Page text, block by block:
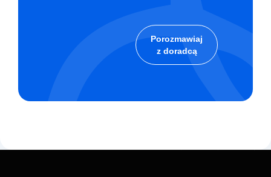
Porozmawiaj
z doradcą